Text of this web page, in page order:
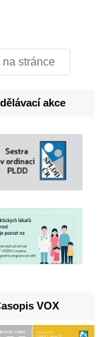
akce
VOX